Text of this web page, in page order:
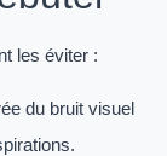
les éviter :
du bruit visuel